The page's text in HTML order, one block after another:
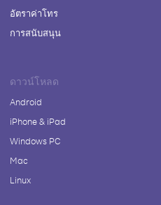
อัตราค่าโทร
การสนับสนุน
ดาวน์โหลด
Android
iPhone & iPad
Windows PC
Mac
Linux